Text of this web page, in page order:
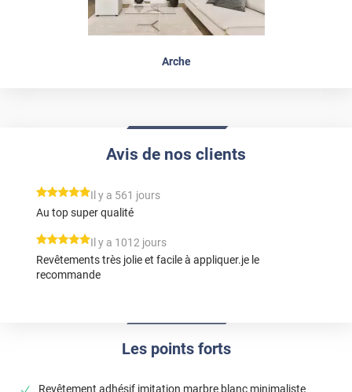
Arche
Les points forts
Revêtement adhésif imitation marbre blanc minimaliste
Avis de nos clients
*****
Il y a 561 jours
Au top super qualité
*****
Il y a 1012 jours
Revêtements très jolie et facile à appliquer.je le
recommande